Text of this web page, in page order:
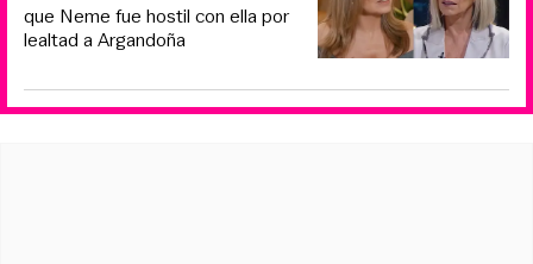
que Neme fue hostil con ella por
lealtad a Argandoña